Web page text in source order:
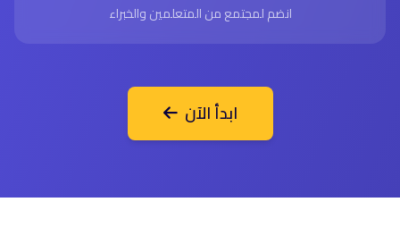
انضم لمجتمع من المتعلمين والخبراء
ابدأ الآن